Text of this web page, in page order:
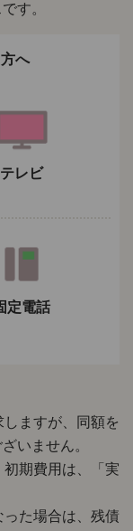
す。
へ
テレビ
定電話
ますが、同額を
いません。
期費用は、「実
た場合は、残債